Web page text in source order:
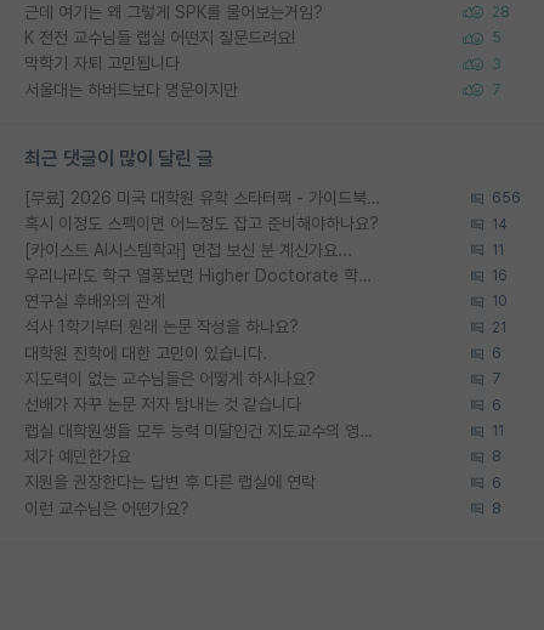
근데 여기는 왜 그렇게 SPK를 물어보는거임? 28
K 전전 교수님들 랩실 어떤지 질문드려요! 5
막학기 자퇴 고민됩니다 3
서울대는 하버드보다 명문이지만 7
최근 댓글이 많이 달린 글
[무료] 2026 미국 대학원 유학 스타터팩 - 가이드북 & 합격자 컨택메일 템플릿 656
혹시 이정도 스펙이면 어느정도 잡고 준비해야하나요? 14
[카이스트 AI시스템학과] 면접 보신 분 계신가요... 11
우리나라도 학구 열풍보면 Higher Doctorate 학위가 필요하다고 봅니다. 16
연구실 후배와의 관계 10
석사 1학기부터 원래 논문 작성을 하나요? 21
대학원 진학에 대한 고민이 있습니다. 6
지도력이 없는 교수님들은 어떻게 하시나요? 7
선배가 자꾸 논문 저자 탐내는 것 같습니다 6
랩실 대학원생들 모두 능력 미달인건 지도교수의 영향 아닌가? 11
제가 예민한가요 8
지원을 권장한다는 답변 후 다른 랩실에 연락 6
이런 교수님은 어떤가요? 8